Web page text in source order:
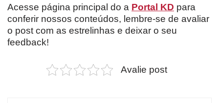
Acesse página principal do a Portal KD para
conferir nossos conteúdos, lembre-se de avaliar
o post com as estrelinhas e deixar o seu
feedback!
Avalie post